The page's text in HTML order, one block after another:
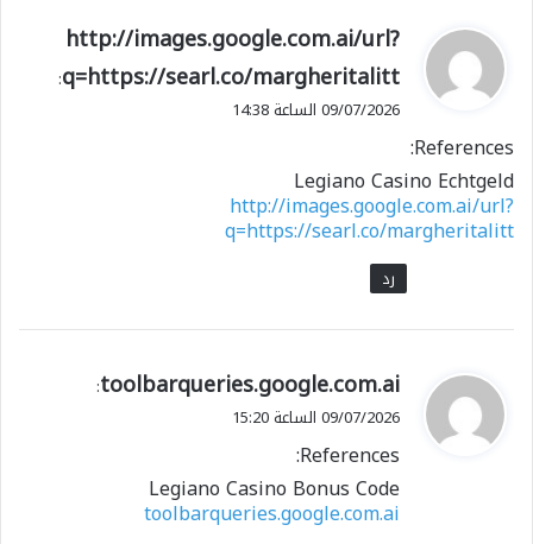
ي
ق
و
ل
http://images.google.com.ai/url?
q=https://searl.co/margheritalitt
:
09/07/2026 الساعة 14:38
References:
Legiano Casino Echtgeld
http://images.google.com.ai/url?
q=https://searl.co/margheritalitt
رد
ي
ق
ل
toolbarqueries.google.com.ai
:
09/07/2026 الساعة 15:20
References:
Legiano Casino Bonus Code
toolbarqueries.google.com.ai